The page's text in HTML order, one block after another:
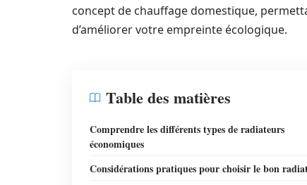
concept de chauffage domestique,
d’améliorer votre empreinte écologique.
Table des matières
Comprendre les différents types de radiateurs
économiques
Considérations pratiques pour choisir le bon